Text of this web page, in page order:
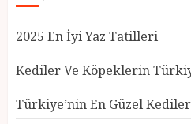
2025 En İyi Yaz Tatilleri
Kediler Ve Köpeklerin
Türkiye’nin En Güzel